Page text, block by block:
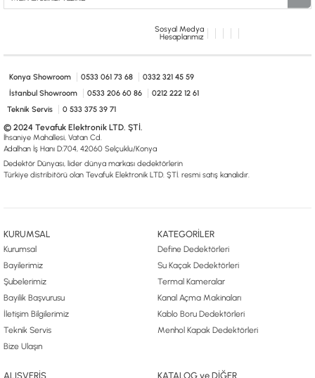
Sosyal Medya
Hesaplarımız
Konya Showroom 0533 061 73 68
0332 321 45 59
İstanbul Showroom
0533 206 60 86
0212 222 12 61
Teknik Servis
0 533 375 39 71
© 2024 Tevafuk Elektronik LTD. ŞTİ.
İhsaniye Mahallesi, Vatan Cd.
Adalhan İş Hanı D:704, 42060 Selçuklu/Konya
Dedektör Dünyası, lider dünya markası dedektörlerin
Türkiye distribitörü olan Tevafuk Elektronik LTD. ŞTİ. resmi satış kanalıdır.
KURUMSAL
Kurumsal
Bayilerimiz
Şubelerimiz
Bayilik Başvurusu
İletişim Bilgilerimiz
Teknik Servis
Bize Ulaşın
KATEGORİLER
Define Dedektörleri
Su Kaçak Dedektörleri
Termal Kameralar
Kanal Açma Makinaları
Kablo Boru Dedektörleri
Menhol Kapak Dedektörleri
ALIŞVERİŞ KATALOG ve DİĞER